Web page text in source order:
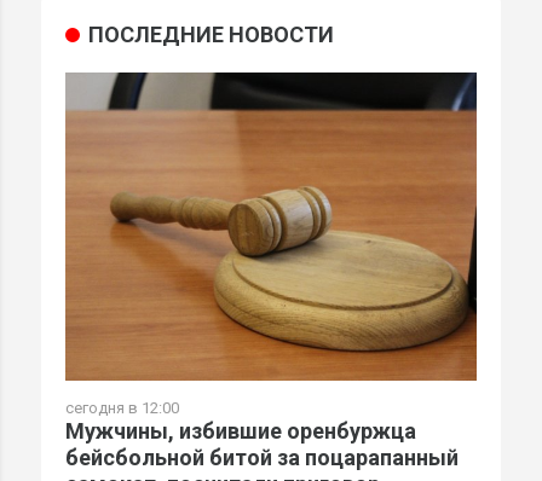
ПОСЛЕДНИЕ НОВОСТИ
сегодня в 12:00
Мужчины, избившие оренбуржца
бейсбольной битой за поцарапанный